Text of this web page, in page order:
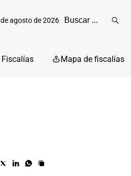
agosto de 2026
Fiscalías Mapa de fiscalías
Compartir
Compartir
Compartir
Copiar